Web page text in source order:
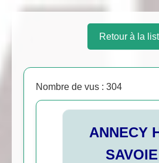
Retour à la
Nombre de vus : 304
ANNECY
SAVOIE